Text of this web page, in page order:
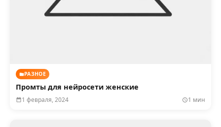
РАЗНОЕ
Промты для нейросети женские
1 февраля, 2024 1 мин